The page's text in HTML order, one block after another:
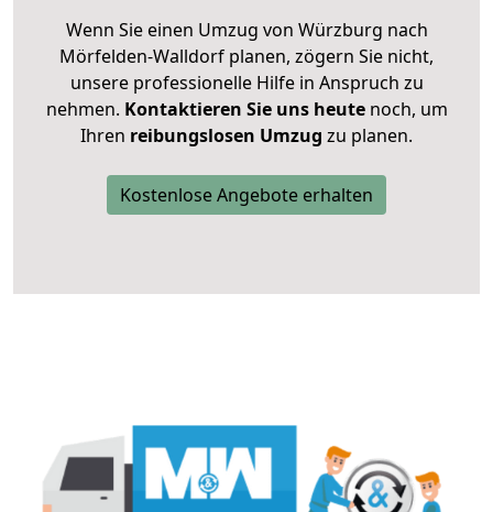
Wenn Sie einen Umzug von Würzburg nach
Mörfelden-Walldorf planen, zögern Sie nicht,
unsere professionelle Hilfe in Anspruch zu
nehmen. Kontaktieren Sie uns heutenoch, um
Ihren reibungslosen Umzug zu planen.
Kostenlose Angebote erhalten